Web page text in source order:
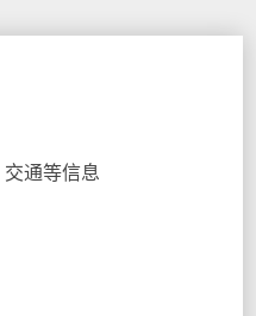
通等信息